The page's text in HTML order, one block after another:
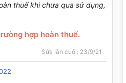
thuế khi chưa qua sử dụng,
hợp hoàn thuế.
Sửa lần cuối: 23/9/21